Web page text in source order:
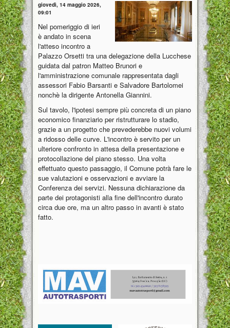
giovedì, 14 maggio 2026,
09:01
Nel pomeriggio di ieri
è andato in scena
l'atteso incontro a
Palazzo Orsetti tra una delegazione della Lucchese
guidata dal patron Matteo Brunori e
l'amministrazione comunale rappresentata dagli
assessori Fabio Barsanti e Salvadore Bartolomei
nonchè la dirigente Antonella Giannini.
Sul tavolo, l'ipotesi sempre più concreta di un piano
economico finanziario per ristrutturare lo stadio,
grazie a un progetto che prevederebbe nuovi volumi
a ridosso delle curve. L'incontro è servito per un
ulteriore confronto in attesa della presentazione e
protocollazione del piano stesso. Una volta
effettuato questo passaggio, il Comune potrà fare le
sue valutazioni e osservazioni e avviare la
Conferenza dei servizi. Nessuna dichiarazione da
parte dei protagonisti alla fine dell'incontro durato
circa due ore, ma un altro passo in avanti è stato
fatto.